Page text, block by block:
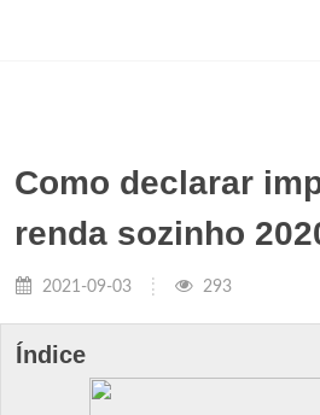
Como declarar
renda sozinho
2021-09-03 293
Índice